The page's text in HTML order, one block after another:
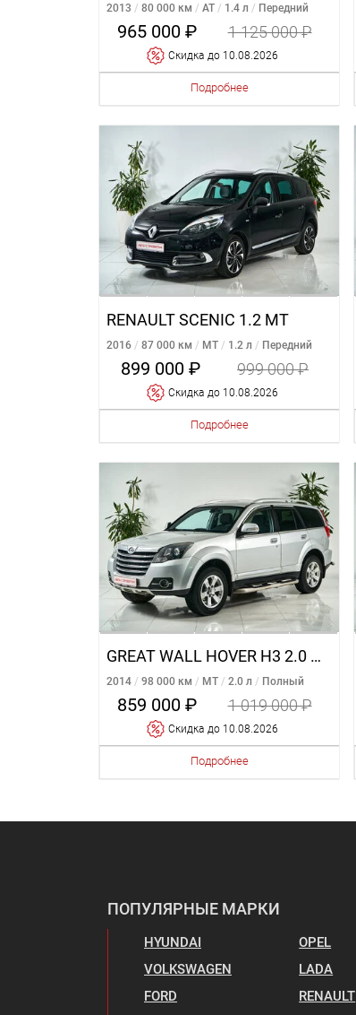
2013 80 000 км AT 1.4 л Передний
965 000 ₽ 1 125 000 ₽
Cкидка до 10.08.2026
Подробнее
RENAULT SCENIC 1.2 MT
2016 87 000 км MT 1.2 л Передний
899 000 ₽ 999 000 ₽
Cкидка до 10.08.2026
Подробнее
GREAT WALL HOVER H3 2.0 MT
2014 98 000 км MT 2.0 л Полный
859 000 ₽ 1 019 000 ₽
Cкидка до 10.08.2026
Подробнее
ПОПУЛЯРНЫЕ МАРКИ
HYUNDAI
VOLKSWAGEN
FORD
OPEL
LADA
RENAULT